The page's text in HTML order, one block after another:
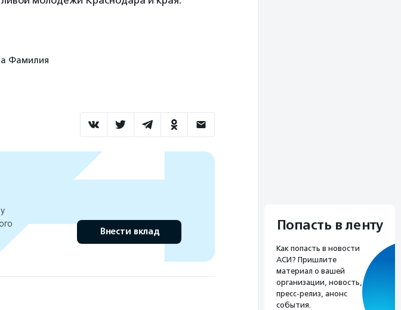
Фамилия
Внести вклад Попасть в ленту
Как попасть в новости
АСИ? Пришлите
материал о вашей
организации, новость,
пресс-релиз, анонс
события.